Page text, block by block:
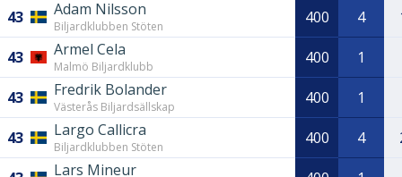
43 Adam Nilsson
Biljardklubben Stöten 400 4
43 Armel Cela
Malmö Biljardklubb 400 1
43 Fredrik Bolander
Västerås Biljardsällskap 400 1
43 Largo Callicra
Biljardklubben Stöten 400 4
Lars Mineur